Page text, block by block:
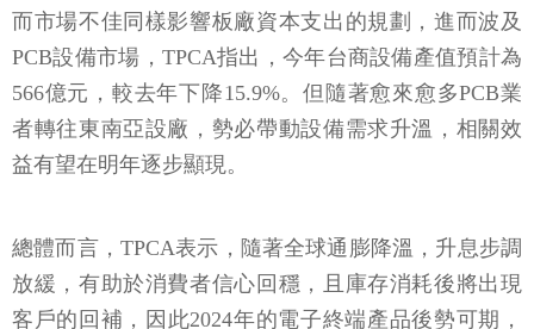
而市場不佳同樣影響板廠資本支出的規劃，進而波及
PCB設備市場，TPCA指出，今年台商設備產值預計為
566億元，較去年下降15.9%。但隨著愈來愈多PCB業
者轉往東南亞設廠，勢必帶動設備需求升溫，相關效
益有望在明年逐步顯現。
總體而言，TPCA表示，隨著全球通膨降溫，升息步調
放緩，有助於消費者信心回穩，且庫存消耗後將出現
客戶的回補，因此2024年的電子終端產品後勢可期，